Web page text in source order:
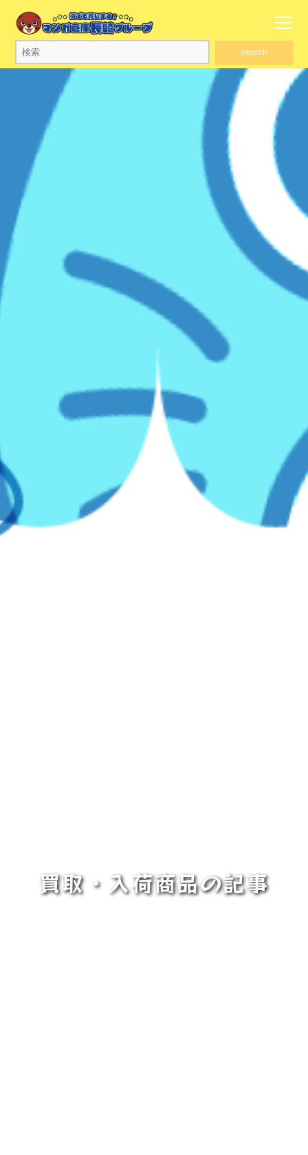
search
買取・入荷商品の記事